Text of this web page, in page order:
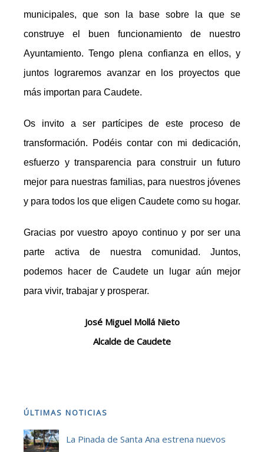
municipales, que son la base sobre la que se
construye el buen funcionamiento de nuestro
Ayuntamiento. Tengo plena confianza en ellos, y
juntos lograremos avanzar en los proyectos que
más importan para Caudete.
Os invito a ser partícipes de este proceso de
transformación. Podéis contar con mi dedicación,
esfuerzo y transparencia para construir un futuro
mejor para nuestras familias, para nuestros jóvenes
y para todos los que eligen Caudete como su hogar.
Gracias por vuestro apoyo continuo y por ser una
parte activa de nuestra comunidad. Juntos,
podemos hacer de Caudete un lugar aún mejor
para vivir, trabajar y prosperar.
José Miguel Mollá Nieto
Alcalde de Caudete
ÚLTIMAS NOTICIAS
La Pinada de Santa Ana estrena nuevos